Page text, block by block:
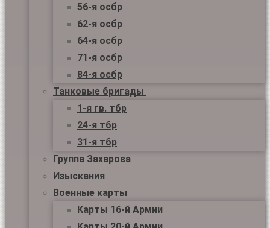
56-я осбр
62-я осбр
64-я осбр
71-я осбр
84-я осбр
Танковые бригады
1-я гв. тбр
24-я тбр
31-я тбр
Группа Захарова
Изыскания
Военные карты
Карты 16-й Армии